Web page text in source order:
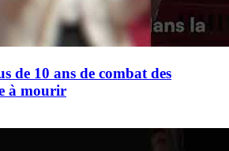
de 10 ans de combat des
à mourir